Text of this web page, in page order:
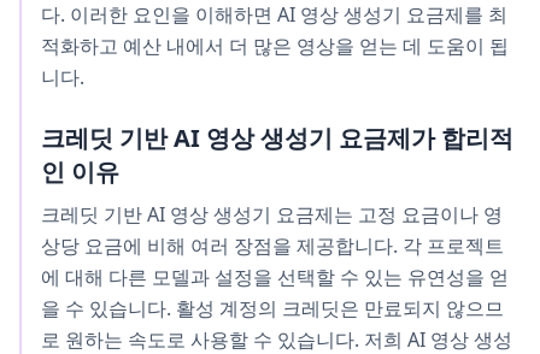
다. 이러한 요인을 이해하면 AI 영상 생성기 요금제를 최
적화하고 예산 내에서 더 많은 영상을 얻는 데 도움이 됩
니다.
크레딧 기반 AI 영상 생성기 요금제가 합리적
인 이유
크레딧 기반 AI 영상 생성기 요금제는 고정 요금이나 영
상당 요금에 비해 여러 장점을 제공합니다. 각 프로젝트
에 대해 다른 모델과 설정을 선택할 수 있는 유연성을 얻
을 수 있습니다. 활성 계정의 크레딧은 만료되지 않으므
로 원하는 속도로 사용할 수 있습니다. 저희 AI 영상 생성